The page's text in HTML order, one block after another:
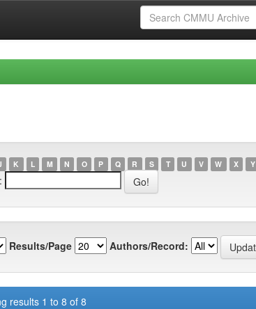
K L M N O P Q R S T U V W X Y
Results/Page Authors/Record:
results 1 to 8 of 8